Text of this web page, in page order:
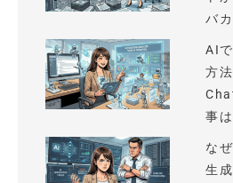
バ
AI
方
事
な
生